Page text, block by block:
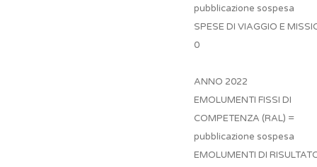
pubblicazione sospesa
SPESE DI VIAGGIO E
0
ANNO 2022
EMOLUMENTI FISSI DI
COMPETENZA (RAL) =
pubblicazione sospesa
EMOLUMENTI DI